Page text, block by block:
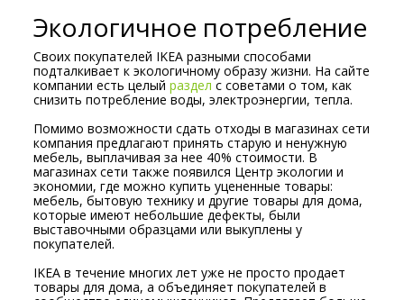
Экологичное потребление
Своих покупателей IKEA разными способами
подталкивает к экологичному образу жизни. На сайте
компании есть целыйразделс советами о том, как
снизить потребление воды, электроэнергии, тепла.
Помимо возможности сдать отходы в магазинах сети
компания предлагают принять старую и ненужную
мебель, выплачивая за нее 40% стоимости. В
магазинах сети также появился Центр экологии и
экономии, где можно купить уцененные товары:
мебель, бытовую технику и другие товары для дома,
которые имеют небольшие дефекты, были
выставочными образцами или выкуплены у
покупателей.
IKEA в течение многих лет уже не просто продает
товары для дома, а объединяет покупателей в